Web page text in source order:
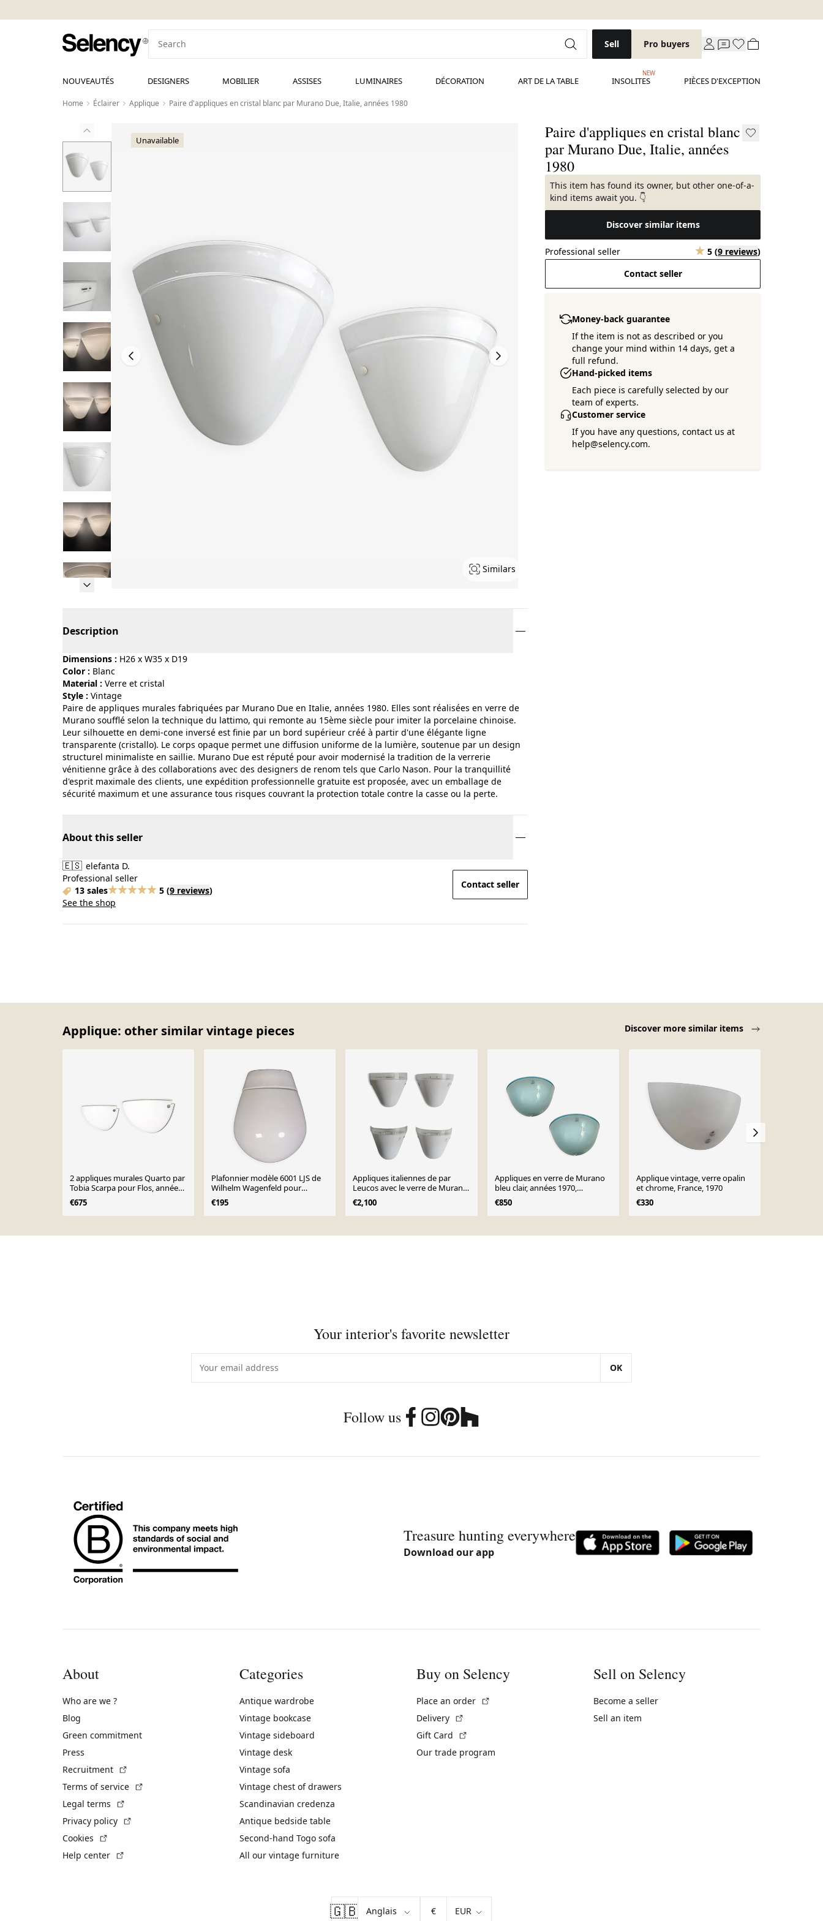
Sell Pro buyers
NOUVEAUTÉS DESIGNERS MOBILIER ASSISES LUMINAIRES DÉCORATION ART DE LA TABLE INSOLITES
NEW
PIÈCES D'EXCEPTION
Home Éclairer Applique Paire d'appliques en cristal blanc par Murano Due, Italie, années 1980
Unavailable
Similars
Paire d'appliques en cristal blanc
par Murano Due, Italie, années
1980
This item has found its owner, but other one-of-a-
kind items await you. 👇
Discover similar items
Professional seller 5 (9 reviews)
Contact seller
Money-back guarantee
If the item is not as described or you
change your mind within 14 days, get a
full refund.
Hand-picked items
Each piece is carefully selected by our
team of experts.
Customer service
If you have any questions, contact us at
help@selency.com.
Description
Dimensions : H26 x W35 x D19
Color :
blanc
Material :
verre et cristal
Style :
vintage
Paire de appliques murales fabriquées par Murano Due en Italie, années 1980. Elles sont réalisées en verre de
Murano soufflé selon la technique du lattimo, qui remonte au 15ème siècle pour imiter la porcelaine chinoise.
Leur silhouette en demi-cone inversé est finie par un bord supérieur créé à partir d'une élégante ligne
transparente (cristallo). Le corps opaque permet une diffusion uniforme de la lumière, soutenue par un design
structurel minimaliste en saillie. Murano Due est réputé pour avoir modernisé la tradition de la verrerie
vénitienne grâce à des collaborations avec des designers de renom tels que Carlo Nason. Pour la tranquillité
d'esprit maximale des clients, une expédition professionnelle gratuite est proposée, avec un emballage de
sécurité maximum et une assurance tous risques couvrant la protection totale contre la casse ou la perte.
About this seller
🇪🇸 elefanta D.
Professional seller
13 sales
5 (9 reviews)
See the shop
Contact seller
Applique: other similar vintage pieces Discover more similar items
2 appliques murales Quarto par
Tobia Scarpa pour Flos, années
1970
€675
Plafonnier modèle 6001 LJS de
Wilhelm Wagenfeld pour
Lindner, années 1950
€195
Appliques italiennes de par
Leucos avec le verre de Murano,
années 70
€2,100
Appliques en verre de Murano
bleu clair, années 1970,
ensemble de 2
€850
Applique vintage, verre opalin
et chrome, France, 1970
€330
Your interior's favorite newsletter
OK
Follow us
Treasure hunting everywhere
Download our app
About
Who are we ?
Blog
Green commitment
Press
Recruitment
Terms of service
Legal terms
Privacy policy
Cookies
Help center
Categories
Antique wardrobe
Vintage bookcase
Vintage sideboard
Vintage desk
Vintage sofa
Vintage chest of drawers
Scandinavian credenza
Antique bedside table
Second-hand Togo sofa
All our vintage furniture
Buy on Selency
Place an order
Delivery
Gift Card
Our trade program
Sell on Selency
Become a seller
Sell an item
🇬🇧 €